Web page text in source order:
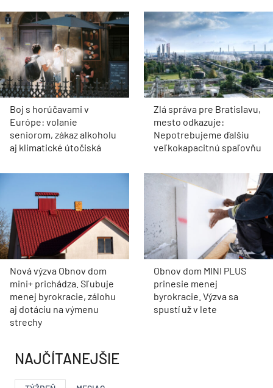
Boj s horúčavami v
Európe: volanie
seniorom, zákaz alkoholu
aj klimatické útočiská
Zlá správa pre Bratislavu,
mesto odkazuje:
Nepotrebujeme ďalšiu
veľkokapacitnú spaľovňu
Nová výzva Obnov dom
mini+ prichádza. Sľubuje
menej byrokracie, zálohu
aj dotáciu na výmenu
strechy
Obnov dom MINI PLUS
prinesie menej
byrokracie. Výzva sa
spustí už v lete
NAJČÍTANEJŠIE